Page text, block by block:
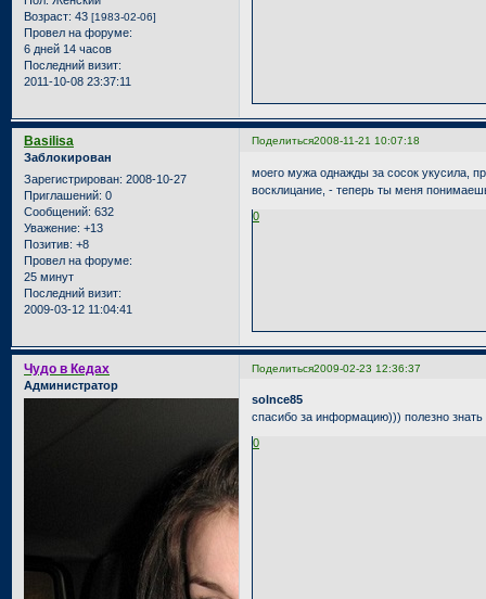
Возраст: 43 [1983-02-06]
Провел на форуме:
6 дней 14 часов
Последний визит:
2011-10-08 23:37:11
Поделиться2008-11-21 10:07:18
Basilisa
Заблокирован
Зарегистрирован: 2008-10-27
Приглашений: 0
Сообщений: 632
Уважение: +13
Позитив: +8
Провел на форуме:
25 минут
Последний визит:
2009-03-12 11:04:41
моего мужа однажды за сосок укусила,
восклицание, - теперь ты меня
0
Поделиться2009-02-23 12:36:37
Чудо в Кедах
Администратор
solnce85
спасибо за информацию))) полезно знать
0